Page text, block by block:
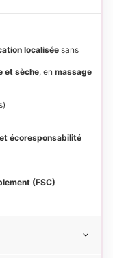
localiséesans
et sèche, en massage
écoresponsabilité
(FSC)